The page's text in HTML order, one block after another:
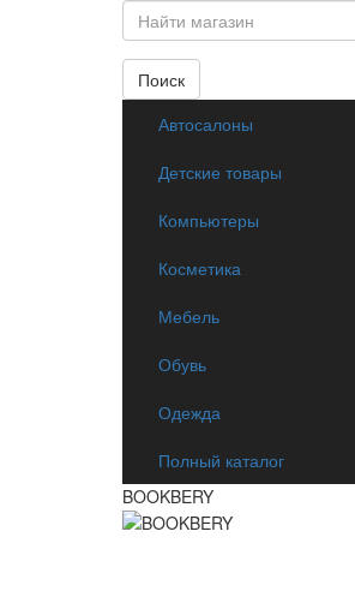
Поиск
Автосалоны
Детские товары
Компьютеры
Косметика
Мебель
Обувь
Одежда
Полный каталог
BOOKBERY